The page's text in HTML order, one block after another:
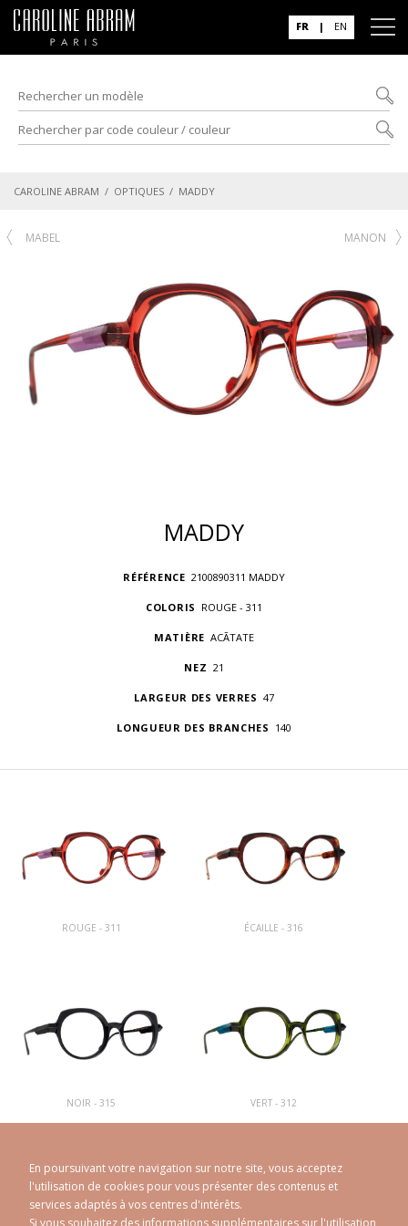
FR | EN
CAROLINE ABRAM / OPTIQUES / MADDY
MABEL MANON
MADDY
RÉFÉRENCE 2100890311 MADDY
COLORIS ROUGE - 311
MATIÈRE ACÃTATE
NEZ 21
LARGEUR DES VERRES 47
LONGUEUR DES BRANCHES 140
ROUGE - 311 ÉCAILLE - 316
NOIR - 315 VERT - 312
En poursuivant votre navigation sur notre site, vous acceptez
l'utilisation de cookies pour vous présenter des contenus et
services adaptés à vos centres d'intérêts.
Si vous souhaitez des informations supplémentaires sur l'utilisation